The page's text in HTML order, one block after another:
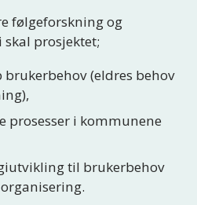
følgeforskning og
prosjektet;
brukerbehov (eldres behov
prosesser i kommunene
til brukerbehov